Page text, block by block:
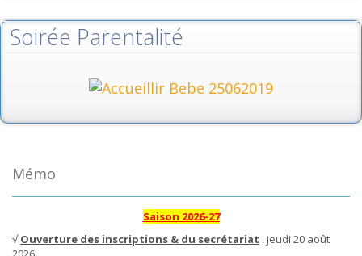
Soirée Parentalité
Mémo
Saison 2026-27
√Ouverture des inscriptions & du secrétariat : jeudi 20 août